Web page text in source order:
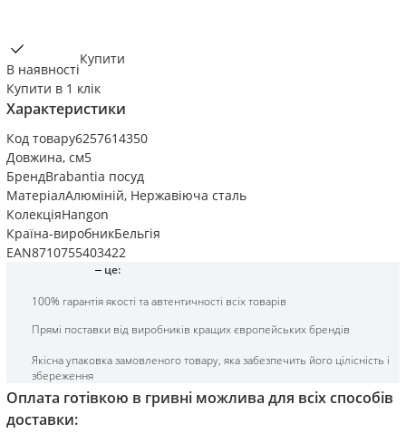
В наявності
Купити
Купити в 1 клік
Характеристики
Код товару6257614350
Довжина, см5
БрендBrabantia посуд
МатеріалАлюміній, Нержавіюча сталь
КолекціяНаngon
Країна-виробникБельгія
EAN8710755403422
це:
100% гарантія якості та автентичності всіх товарів
Прямі поставки від виробників кращих європейських брендів
Якісна упаковка замовленого товару, яка забезпечить його цілісність і
збереження
Оплата готівкою в гривні можлива для всіх способів
доставки: